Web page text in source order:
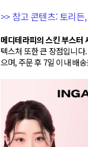
>> 참고 콘텐츠: 토리
메디테라피의 스킨 부스터
텍스처 또한 큰 장점입니
으며, 주문 후 7일 이내 배